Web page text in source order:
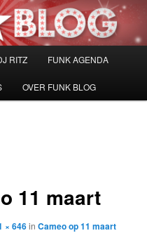
RITZ FUNK AGENDA
OVER FUNK BLOG
11 maart
× 646inCameo op 11 maart